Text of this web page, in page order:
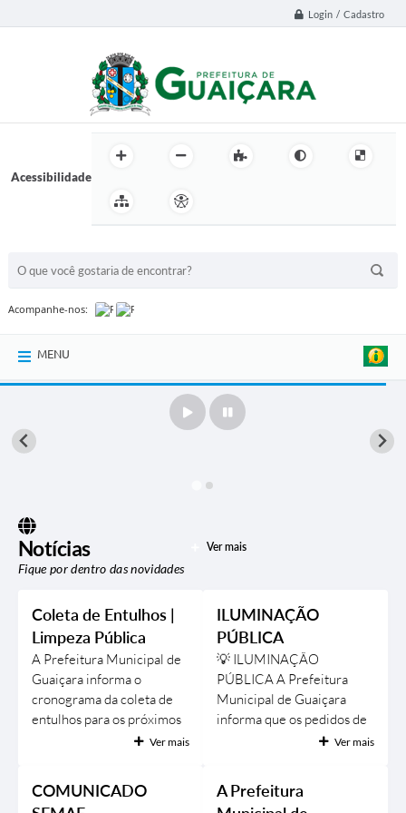
Login / Cadastro
Acessibilidade
Acompanhe-nos:
MENU
Notícias
Fique por dentro das novidades
Ver mais
Coleta de Entulhos |
Limpeza Pública
A Prefeitura Municipal de
Guaiçara informa o
cronograma da coleta de
entulhos para os próximos
dias. 📍 Bairros atendidos:
atendimento: • 04/08 •
Ver mais
ILUMINAÇÃO
PÚBLICA
💡 ILUMINAÇÃO
PÚBLICA A Prefeitura
Municipal de Guaiçara
informa que os pedidos de
troca de lâmpadas
iluminação pública podem
Ver mais
COMUNICADO
A Prefeitura